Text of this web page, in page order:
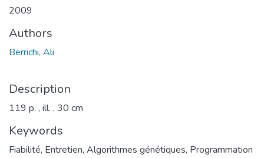
2009
Authors
Berrichi, Ali
Description
119 p. , ill. , 30 cm
Keywords
Fiabilité, Entretien, Algorithmes génétiques, Programmation